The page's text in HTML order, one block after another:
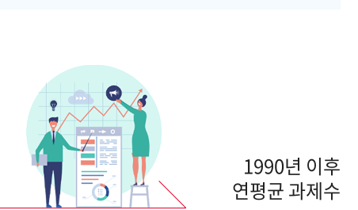
1990년 이후
연평균 과제수